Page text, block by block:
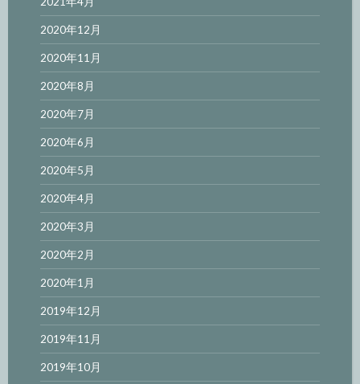
2020年12月
2020年11月
2020年8月
2020年7月
2020年6月
2020年5月
2020年4月
2020年3月
2020年2月
2020年1月
2019年12月
2019年11月
2019年10月